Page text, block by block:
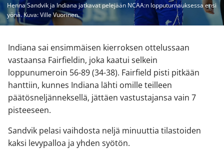
Henna Sandvik ja Indiana jatkavat pelejään NCAA:n lopputurnauksessa ensi
yönä. Kuva: Ville Vuorinen.
Indiana sai ensimmäisen kierroksen ottelussaan
vastaansa Fairfieldin, joka kaatui selkein
loppunumeroin 56-89 (34-38). Fairfield pisti pitkään
hanttiin, kunnes Indiana lähti omille teilleen
päätösneljänneksellä, jättäen vastustajansa vain 7
pisteeseen.
Sandvik pelasi vaihdosta neljä minuuttia tilastoiden
kaksi levypalloa ja yhden syötön.